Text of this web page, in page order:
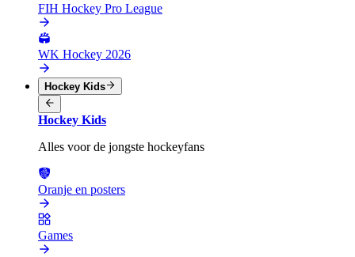
FIH Hockey Pro League
WK Hockey 2026
Hockey Kids
Hockey Kids
Alles voor de jongste hockeyfans
Oranje en posters
Games